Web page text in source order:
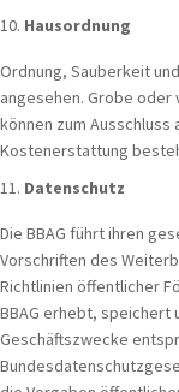
Hausordnung
Ordnung, Sauberkeit
angesehen. Grobe
können zum Ausschluss
Kostenerstattung
Datenschutz
Die BBAG führt ihren
Vorschriften des
Richtlinien öffentlicher
BBAG erhebt, speichert
Geschäftszwecke